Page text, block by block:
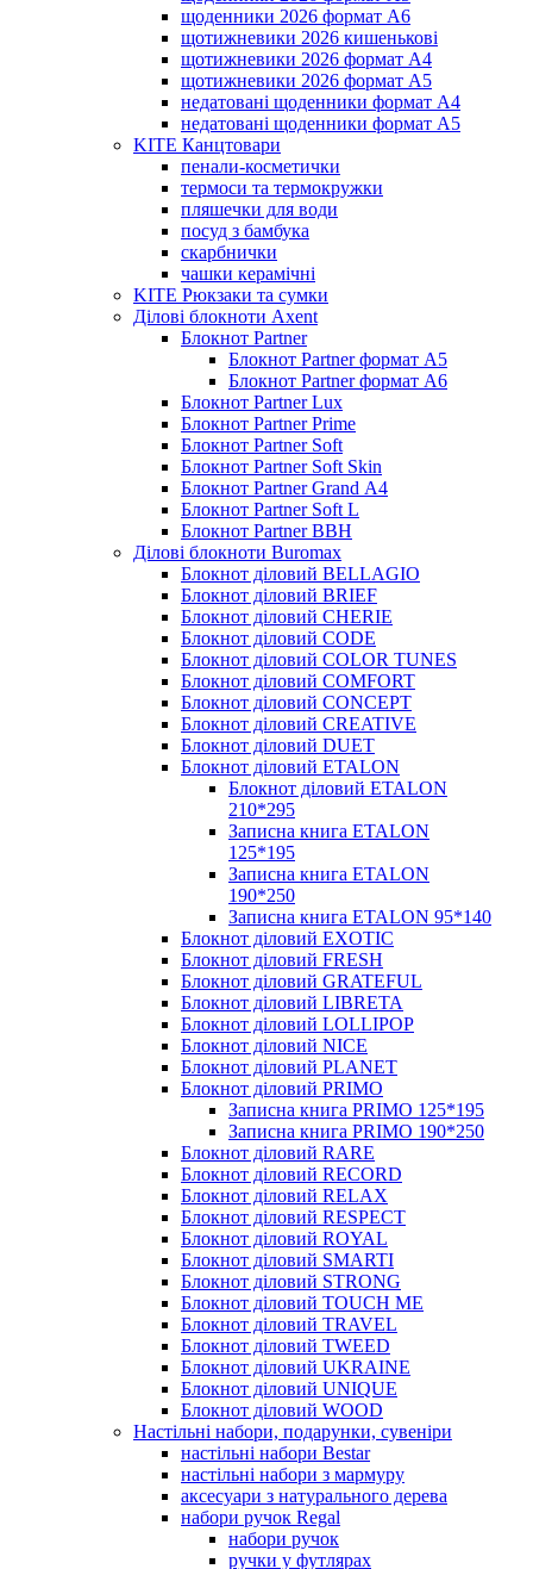
щоденники 2026 формат А6
щотижневики 2026 кишенькові
щотижневики 2026 формат А4
щотижневики 2026 формат А5
недатовані щоденники формат А4
недатовані щоденники формат А5
KITE Канцтовари
пенали-косметички
термоси та термокружки
пляшечки для води
посуд з бамбука
скарбнички
чашки керамічні
KITE Рюкзаки та сумки
Ділові блокноти Axent
Блокнот Partner
Блокнот Partner формат А5
Блокнот Partner формат А6
Блокнот Partner Lux
Блокнот Partner Prime
Блокнот Partner Soft
Блокнот Partner Soft Skin
Блокнот Partner Grand А4
Блокнот Partner Soft L
Блокнот Partner BBH
Ділові блокноти Buromax
Блокнот діловий BELLAGIO
Блокнот діловий BRIEF
Блокнот діловий CHERIE
Блокнот діловий CODE
Блокнот діловий COLOR TUNES
Блокнот діловий COMFORT
Блокнот діловий CONCEPT
Блокнот діловий CREATIVE
Блокнот діловий DUET
Блокнот діловий ETALON
Блокнот діловий ETALON
210*295
Записна книга ETALON
125*195
Записна книга ETALON
190*250
Записна книга ETALON 95*140
Блокнот діловий EXOTIC
Блокнот діловий FRESH
Блокнот діловий GRATEFUL
Блокнот діловий LIBRETA
Блокнот діловий LOLLIPOP
Блокнот діловий NICE
Блокнот діловий PLANET
Блокнот діловий PRIMO
Записна книга PRIMO 125*195
Записна книга PRIMO 190*250
Блокнот діловий RARE
Блокнот діловий RECORD
Блокнот діловий RELAX
Блокнот діловий RESPECT
Блокнот діловий ROYAL
Блокнот діловий SMARTI
Блокнот діловий STRONG
Блокнот діловий TOUCH ME
Блокнот діловий TRAVEL
Блокнот діловий TWEED
Блокнот діловий UKRAINE
Блокнот діловий UNIQUE
Блокнот діловий WOOD
Настільні набори, подарунки, сувеніри
настільні набори Bestar
настільні набори з мармуру
аксесуари з натурального дерева
набори ручок Regal
набори ручок
ручки у футлярах